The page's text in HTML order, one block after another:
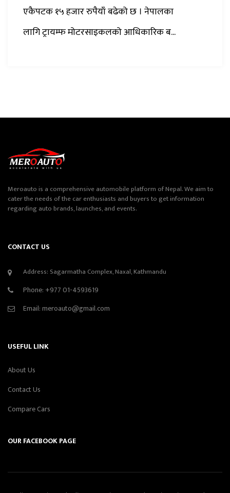
एकैपटक १५ हजार रुपैयाँ बढेको छ । नेपालका
लागि ट्रायम्फ मोटरसाइकलको आधिकारिक ब...
Meroauto is a comprehensive automobile platform of Nepal. We aim to
cater the needs of the car enthusiasts and buyers to get information
regarding auto brands, launches, and events.
CONTACT US
Address: Sagarmatha Complex, Naxal, Kathmandu
Phone: +977 01-4593619
Email:meroauto@gmail.com
USEFUL LINK
About Us
Contact Us
Compare Cars
OUR FACEBOOK PAGE